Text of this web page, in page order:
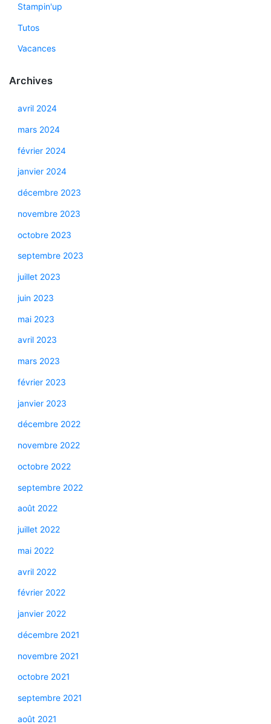
Stampin'up
Tutos
Vacances
Archives
avril 2024
mars 2024
février 2024
janvier 2024
décembre 2023
novembre 2023
octobre 2023
septembre 2023
juillet 2023
juin 2023
mai 2023
avril 2023
mars 2023
février 2023
janvier 2023
décembre 2022
novembre 2022
octobre 2022
septembre 2022
août 2022
juillet 2022
mai 2022
avril 2022
février 2022
janvier 2022
décembre 2021
novembre 2021
octobre 2021
septembre 2021
août 2021